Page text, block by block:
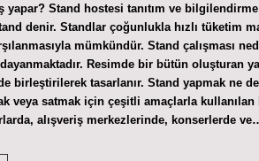
yapar? Stand hostesi tanıtım ve
denir. Standlar çoğunlukla hızlı tüketim
mümkündür. Stand çalışması
Resimde bir bütün oluşturan
birleştirilerek tasarlanır. Stand yapmak ne
veya satmak için çeşitli amaçlarla
alışveriş merkezlerinde, konserlerde